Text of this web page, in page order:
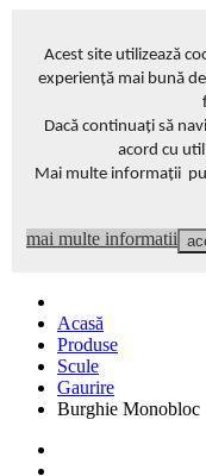
Acest site utilizează
experiență mai bună
Dacă continuați să
acord cu
Mai multe informații
mai multe informatii
Acasă
Produse
Scule
Gaurire
Burghie Monobloc